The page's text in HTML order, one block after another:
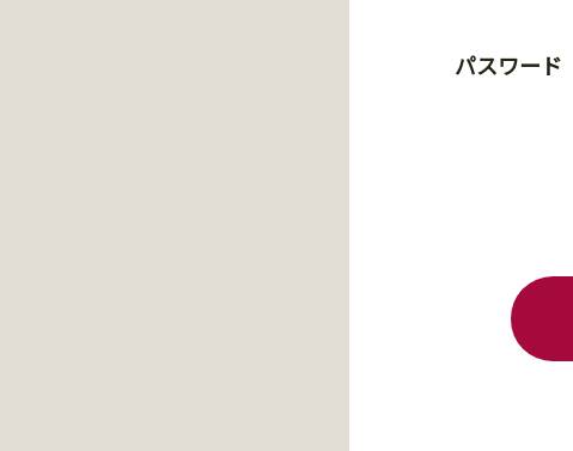
パスワード